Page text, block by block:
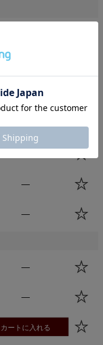
カートに入れる
—
—
—
—
カートに入れる